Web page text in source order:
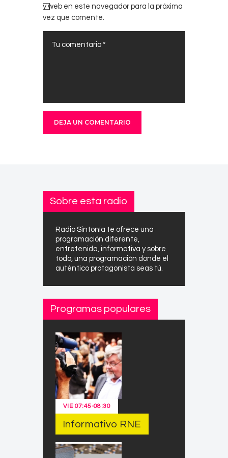
y web en este navegador para la próxima
vez que comente.
Sobre esta radio
Radio Sintonía te ofrece una
programación diferente,
entretenida, informativa y sobre
todo, una programación donde el
auténtico protagonista seas tú.
Programas populares
VIE 07:45-08:30
Informativo RNE